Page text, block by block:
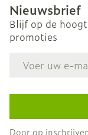
Nieuwsbrief
Blijf op de
promoties
Door op